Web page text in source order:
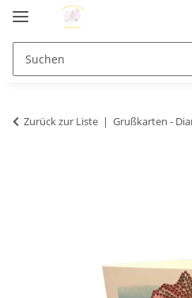
Zurück zur Liste Grußkarten -